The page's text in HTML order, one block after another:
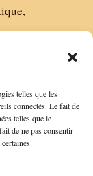
telles que les
connectés. Le fait de
telles que le
de ne pas consentir
Paris